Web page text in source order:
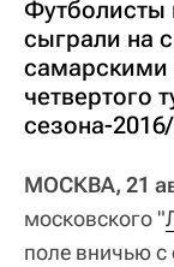
Футболисты
сыграли на
самарскими
четвертого
сезона-
МОСКВА, 21
московского "
поле вничью